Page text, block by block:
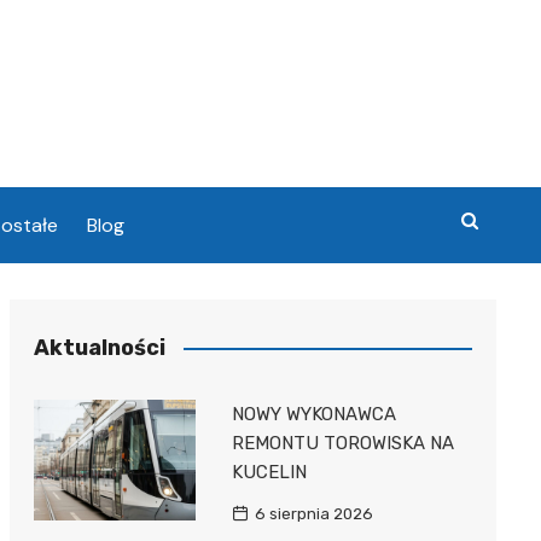
Blog
Aktualności
NOWY WYKONAWCA
REMONTU TOROWISKA NA
KUCELIN
6 sierpnia 2026